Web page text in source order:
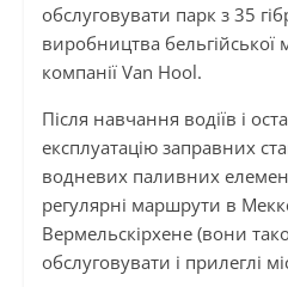
обслуговувати парк з 35
виробництва бельгійської
компанії Van Hool.
Після навчання водіїв і
експлуатацію заправних
водневих паливних
регулярні маршрути в
Вермельскірхене (вони
обслуговувати і прилеглі